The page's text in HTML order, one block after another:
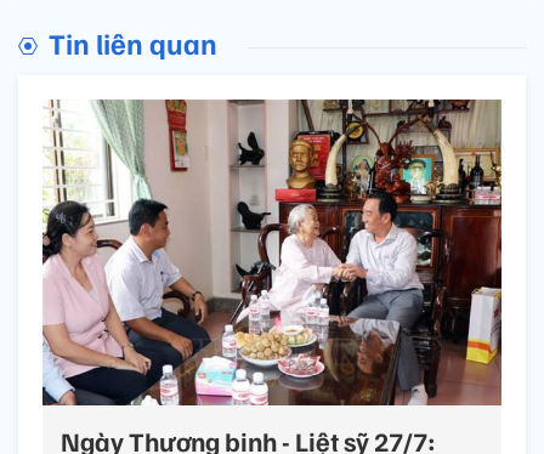
Tin liên quan
Ngày Thương binh - Liệt sỹ 27/7: